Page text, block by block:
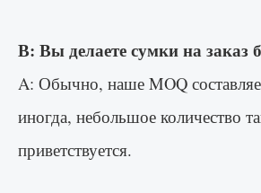
В: Вы делаете сумки на заказ
A: Обычно, наше MOQ
иногда, небольшое количество
приветствуется.